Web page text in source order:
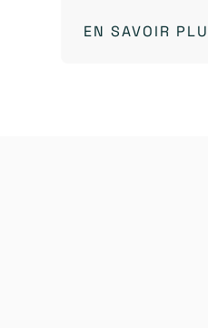
EN SAVOIR